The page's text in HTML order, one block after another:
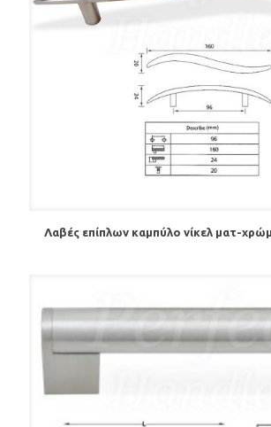
Λαβές επίπλων καμπύλο νίκελ ματ-